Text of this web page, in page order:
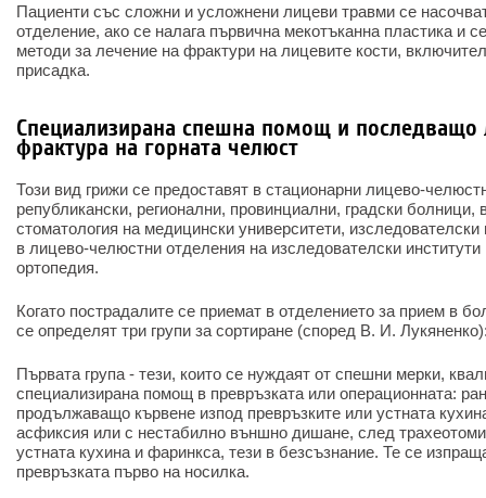
Пациенти със сложни и усложнени лицеви травми се
отделение, ако се налага първична мекотъканна пластика и
методи за лечение на фрактури на лицевите кости,
присадка.
Специализирана спешна помощ и последващо
фрактура на горната челюст
Този вид грижи се предоставят в стационарни лицево-
републикански, регионални, провинциални, градски болници,
стоматология на медицински университети, изследователски
в лицево-челюстни отделения на изследователски институти
ортопедия.
Когато пострадалите се приемат в отделението за прием в
се определят три групи за сортиране (според В. И.
Първата група - тези, които се нуждаят от спешни мерки,
специализирана помощ в превръзката или операционната:
продължаващо кървене изпод превръзките или устната
асфиксия или с нестабилно външно дишане, след
устната кухина и фаринкса, тези в безсъзнание. Те се
превръзката първо на носилка.